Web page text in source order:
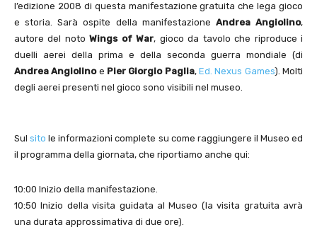
l’edizione 2008 di questa manifestazione gratuita che lega gioco
e storia. Sarà ospite della manifestazione Andrea Angiolino,
autore del notoWings of War, gioco da tavolo che riproduce i
duelli aerei della prima e della seconda guerra mondiale (di
Andrea Angiolinoe Pier Giorgio Paglia,Ed. Nexus Games). Molti
degli aerei presenti nel gioco sono visibili nel museo.
Sulsito le informazioni complete su come raggiungere il Museo ed
il programma della giornata, che riportiamo anche qui:
10:00 Inizio della manifestazione.
10:50 Inizio della visita guidata al Museo (la visita gratuita avrà
una durata approssimativa di due ore).